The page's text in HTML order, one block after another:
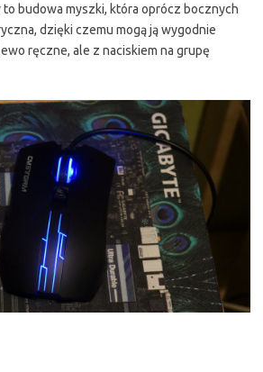
to budowa myszki, która oprócz bocznych
dzięki czemu mogą ją wygodnie
ręczne, ale z naciskiem na grupę